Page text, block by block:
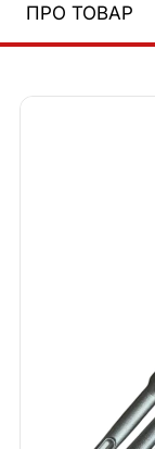
ПРО ТОВАР